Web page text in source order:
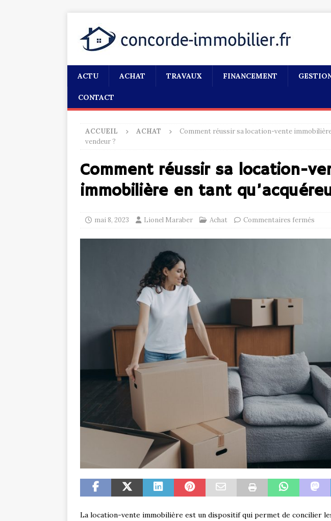
ACTU ACHAT TRAVAUX FINANCEMENT
CONTACT
ACCUEIL ACHAT
Comment réussir sa location-vente
vendeur ?
Comment réussir sa location-
immobilière en tant
mai 8, 2023 Lionel Maraber Achat Commentaires fermés
La location-vente immobilière est un dispositif qui permet de concilier